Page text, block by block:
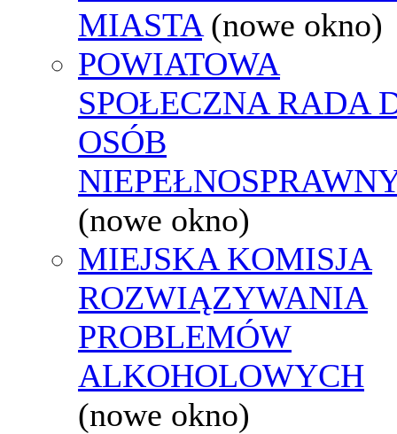
MIASTA (nowe okno)
POWIATOWA
SPOŁECZNA RADA
OSÓB
(nowe okno)
MIEJSKA KOMISJA
ROZWIĄZYWANIA
PROBLEMÓW
ALKOHOLOWYCH
(nowe okno)